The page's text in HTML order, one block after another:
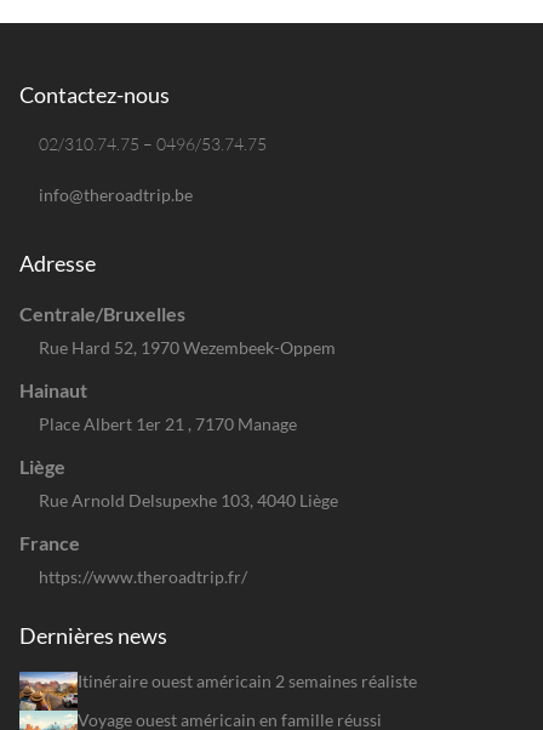
Indiana
Iowa
Kentucky
Louisiane
Maine
Massachusetts
Minnesota
Missouri
Nebraska
Nevada
New Hampshire
Contactez-nous
02/310.74.75 – 0496/53.74.75
info@theroadtrip.be
Adresse
Centrale/Bruxelles
Rue Hard 52, 1970 Wezembeek-Oppem
Hainaut
Place Albert 1er 21 , 7170 Manage
Liège
Rue Arnold Delsupexhe 103, 4040 Liège
France
https://www.theroadtrip.fr/
Dernières news
Itinéraire ouest américain 2 semaines réaliste
Voyage ouest américain en famille réussi